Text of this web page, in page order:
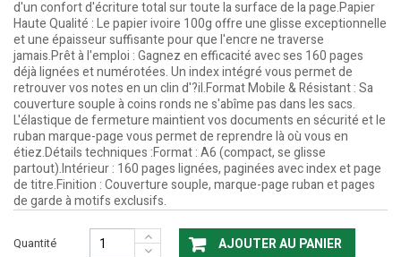
d'un confort d'écriture total sur toute la surface de la page.Papier
Haute Qualité : Le papier ivoire 100g offre une glisse exceptionnelle
et une épaisseur suffisante pour que l'encre ne traverse
jamais.Prêt à l'emploi : Gagnez en efficacité avec ses 160 pages
déjà lignées et numérotées. Un index intégré vous permet de
retrouver vos notes en un clin d'?il.Format Mobile & Résistant : Sa
couverture souple à coins ronds ne s'abîme pas dans les sacs.
L'élastique de fermeture maintient vos documents en sécurité et le
ruban marque-page vous permet de reprendre là où vous en
étiez.Détails techniques :Format : A6 (compact, se glisse
partout).Intérieur : 160 pages lignées, paginées avec index et page
de titre.Finition : Couverture souple, marque-page ruban et pages
de garde à motifs exclusifs.
Quantité AJOUTER AU PANIER